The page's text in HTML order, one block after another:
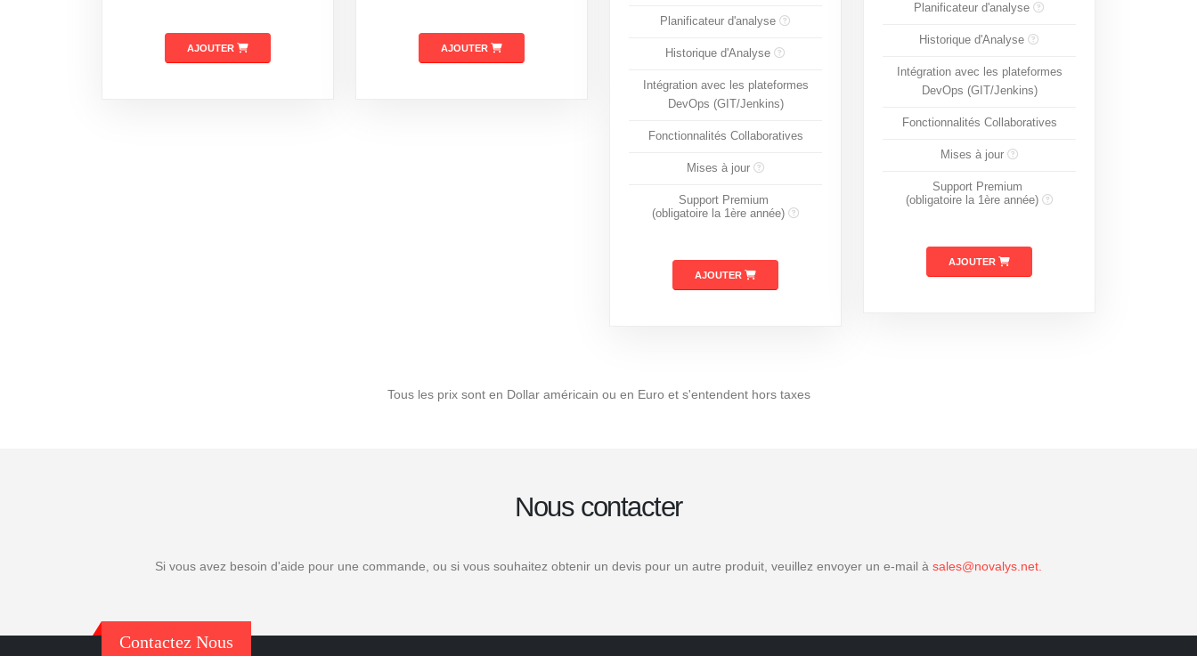
AJOUTER AJOUTER
Planificateur d'analyse
Historique d'Analyse
Intégration avec les plateformes
DevOps (GIT/Jenkins)
Fonctionnalités Collaboratives
Mises à jour
Support Premium
(obligatoire la 1ère année)
AJOUTER
Planificateur d'analyse
Historique d'Analyse
Intégration avec les plateformes
DevOps (GIT/Jenkins)
Fonctionnalités Collaboratives
Mises à jour
Support Premium
(obligatoire la 1ère année)
AJOUTER
Tous les prix sont en Dollar américain ou en Euro et s'entendent hors taxes
Nous contacter
Si vous avez besoin d'aide pour une commande, ou si vous souhaitez obtenir un devis pour un autre produit, veuillez envoyer un e-mail à sales@novalys.net.
Contactez Nous